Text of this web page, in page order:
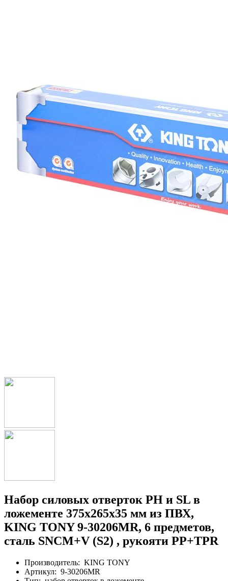
Набор силовых отверток PH и SL в
ложементе 375х265х35 мм из ПВХ,
KING TONY 9-30206MR, 6 предметов,
сталь SNCM+V (S2) , рукояти PP+TPR
Производитель: KING TONY
Артикул: 9-30206MR